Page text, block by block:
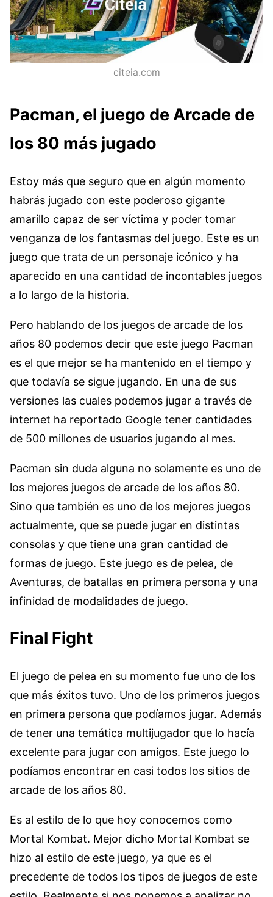
citeia.com
Pacman, el juego de Arcade de
los 80 más jugado
Estoy más que seguro que en algún momento
habrás jugado con este poderoso gigante
amarillo capaz de ser víctima y poder tomar
venganza de los fantasmas del juego. Este es un
juego que trata de un personaje icónico y ha
aparecido en una cantidad de incontables juegos
a lo largo de la historia.
Pero hablando de los juegos de arcade de los
años 80 podemos decir que este juego Pacman
es el que mejor se ha mantenido en el tiempo y
que todavía se sigue jugando. En una de sus
versiones las cuales podemos jugar a través de
internet ha reportado Google tener cantidades
de 500 millones de usuarios jugando al mes.
Pacman sin duda alguna no solamente es uno de
los mejores juegos de arcade de los años 80.
Sino que también es uno de los mejores juegos
actualmente, que se puede jugar en distintas
consolas y que tiene una gran cantidad de
formas de juego. Este juego es de pelea, de
Aventuras, de batallas en primera persona y una
infinidad de modalidades de juego.
Final Fight
El juego de pelea en su momento fue uno de los
que más éxitos tuvo. Uno de los primeros juegos
en primera persona que podíamos jugar. Además
de tener una temática multijugador que lo hacía
excelente para jugar con amigos. Este juego lo
podíamos encontrar en casi todos los sitios de
arcade de los años 80.
Es al estilo de lo que hoy conocemos como
Mortal Kombat. Mejor dicho Mortal Kombat se
hizo al estilo de este juego, ya que es el
precedente de todos los tipos de juegos de este